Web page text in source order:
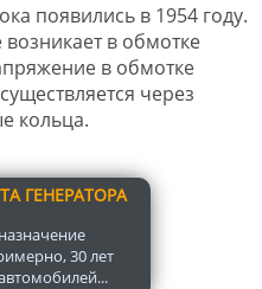
появились в 1954 году.
в обмотке
в обмотке
через
кольца.
ГЕНЕРАТОРА
30 лет